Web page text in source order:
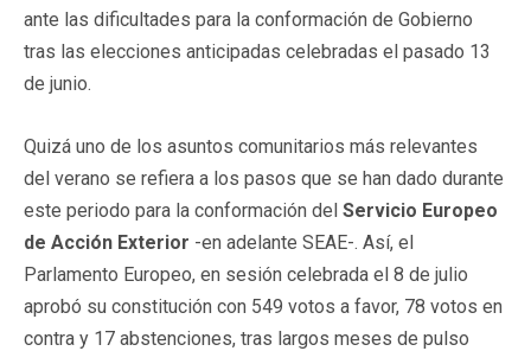
ante las dificultades para la conformación de Gobierno
tras las elecciones anticipadas celebradas el pasado 13
de junio.
Quizá uno de los asuntos comunitarios más relevantes
del verano se refiera a los pasos que se han dado durante
este periodo para la conformación del Servicio Europeo
de Acción Exterior -en adelante SEAE-. Así, el
Parlamento Europeo, en sesión celebrada el 8 de julio
aprobó su constitución con 549 votos a favor, 78 votos en
contra y 17 abstenciones, tras largos meses de pulso